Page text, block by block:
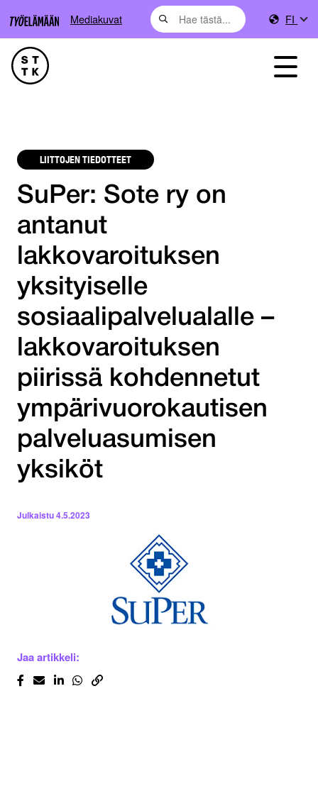
Mediakuvat FI
LIITTOJEN TIEDOTTEET
SuPer: Sote ry on
antanut
lakkovaroituksen
yksityiselle
sosiaalipalvelualalle –
lakkovaroituksen
piirissä kohdennetut
ympärivuorokautisen
palveluasumisen
yksiköt
Julkaistu4.5.2023
Jaa artikkeli: